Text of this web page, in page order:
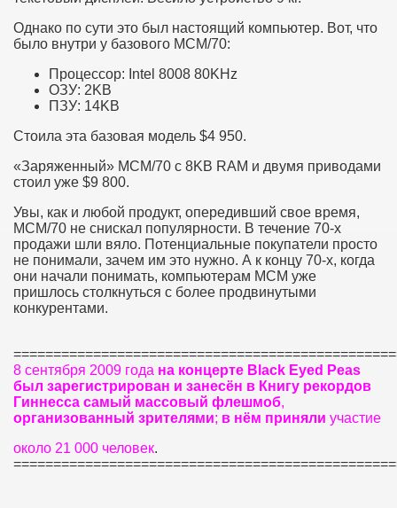
Однако по сути это был настоящий компьютер. Вот, что
было внутри у базового MCM/70:
Процессор: Intel 8008 80KHz
ОЗУ: 2KB
ПЗУ: 14KB
Стоила эта базовая модель $4 950.
«Заряженный» MCM/70 с 8KB RAM и двумя приводами
стоил уже $9 800.
Увы, как и любой продукт, опередивший свое время,
MCM/70 не снискал популярности. В течение 70-х
продажи шли вяло. Потенциальные покупатели просто
не понимали, зачем им это нужно. А к концу 70-х, когда
они начали понимать, компьютерам MCM уже
пришлось столкнуться с более продвинутыми
конкурентами.
8 сентября 2009 года на концерте Black Eyed Peas
был зарегистрирован и занесён в Книгу рекордов
Гиннесса самый массовый флешмоб,
организованный зрителями; в нём приняли участие
около 21 000 человек.